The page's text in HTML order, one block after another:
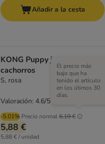
Añadir a la cesta
KONG Puppy juguete para
cachorros
S, rosa
-5.01% Precio normal6,19 €
El precio más
bajo que ha
tenido el artículo
en los útimos 30
días.
5,88 €
5,88 € / unidad
Valoración: 4.6/5